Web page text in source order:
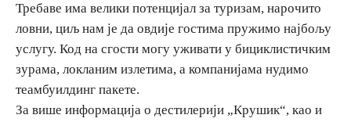
Требаве има велики потенцијал за туризам, нарочито
ловни, циљ нам је да овдије гостима пружимо најбољу
услугу. Код на сгости могу уживати у бициклистичким
зурама, локланим излетима, а компанијама нудимо
теамбуилдинг пакете.
За више информација о дестилерији „Крушик“, као и